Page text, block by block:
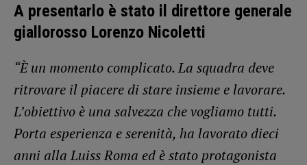
A presentarlo è stato il direttore generale
giallorosso Lorenzo Nicoletti
“È un momento complicato. La squadra deve
ritrovare il piacere di stare insieme e lavorare.
L’obiettivo è una salvezza che vogliamo tutti.
Porta esperienza e serenità, ha lavorato dieci
anni alla Luiss Roma ed è stato protagonista